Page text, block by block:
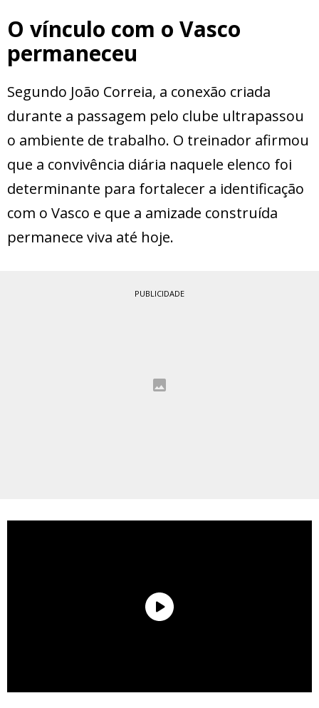
O vínculo com o Vasco
permaneceu
Segundo João Correia, a conexão criada
durante a passagem pelo clube ultrapassou
o ambiente de trabalho. O treinador afirmou
que a convivência diária naquele elenco foi
determinante para fortalecer a identificação
com o Vasco e que a amizade construída
permanece viva até hoje.
PUBLICIDADE